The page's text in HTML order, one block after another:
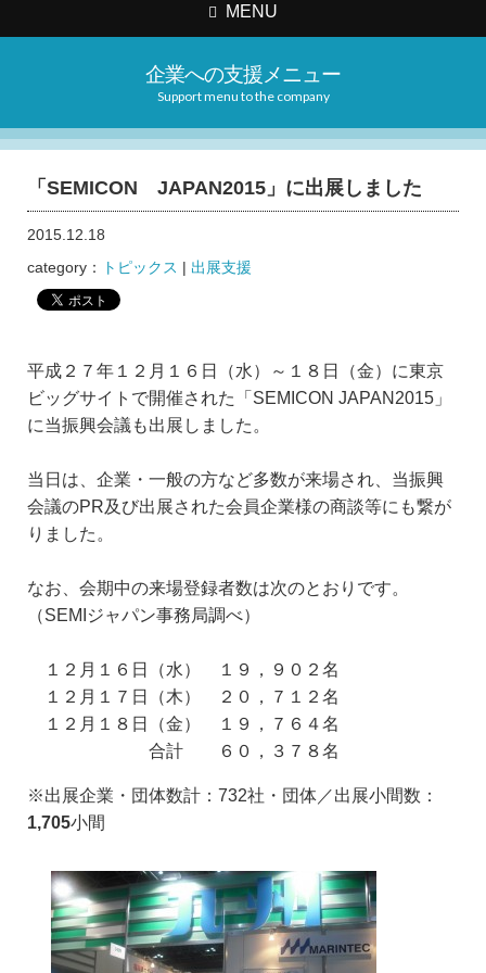
MENU
企業への支援メニュー
Support menu to the company
「SEMICON JAPAN2015」に出展しました
2015.12.18
category：
トピックス | 出展支援
平成２７年１２月１６日（水）～１８日（金）に東京
ビッグサイトで開催された「SEMICON JAPAN2015」
に当振興会議も出展しました。
当日は、企業・一般の方など多数が来場され、当振興
会議のPR及び出展された会員企業様の商談等にも繋が
りました。
なお、会期中の来場登録者数は次のとおりです。
（SEMIジャパン事務局調べ）
１２月１６日（水） １９，９０２名
１２月１７日（木） ２０，７１２名
１２月１８日（金） １９，７６４名
合計 ６０，３７８名
※出展企業・団体数計：732社・団体／出展小間数：
1,705小間